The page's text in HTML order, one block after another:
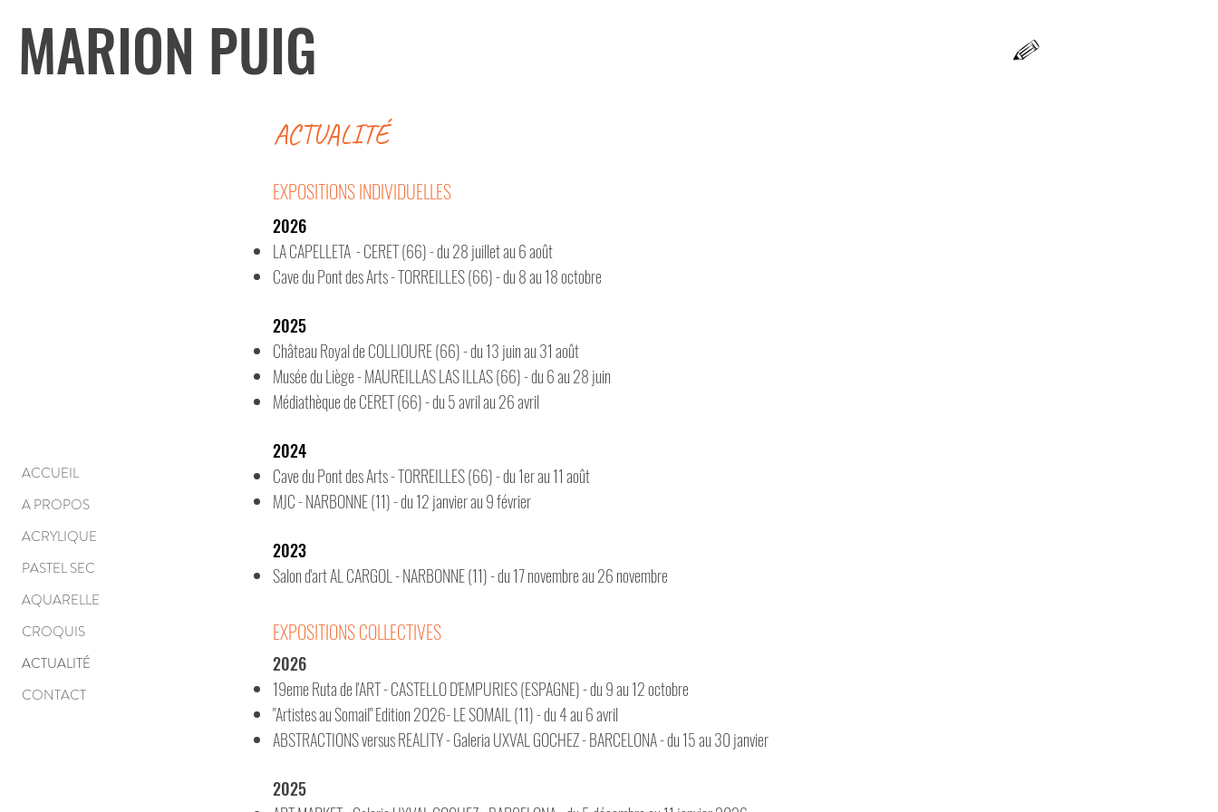
MARION PUIG
ACCUEIL
A PROPOS
ACRYLIQUE
PASTEL SEC
AQUARELLE
CROQUIS
ACTUALITÉ
CONTACT
ACTUALITÉ
EXPOSITIONS INDIVIDUELLES
2026
LA CAPELLETA - CERET (66) - du 28 juillet au 6 août
Cave du Pont des Arts - TORREILLES (66) - du 8 au 18 octobre
2025
Château Royal de COLLIOURE (66) - du 13 juin au 31 août
Musée du Liège - MAUREILLAS LAS ILLAS (66) - du 6 au 28 juin
Médiathèquede CERET (66) - du 5 avril au 26 avril
2024
Cave du Pont des Arts - TORREILLES (66) - du 1er au 11 août
MJC - NARBONNE (11) - du 12 janvier au 9 février
2023
Salon d'art AL CARGOL - NARBONNE (11) - du 17 novembre au 26 novembre
EXPOSITIONS COLLECTIVES
2026
19eme Ruta de l'ART - CASTELLO D'EMPURIES (ESPAGNE) - du 9 au 12 octobre
"Artistes au Somail" Edition 2026- LE SOMAIL (11) - du 4 au 6 avril
ABSTRACTIONS versus REALITY - Galeria UXVAL GOCHEZ - BARCELONA - du 15 au 30janvier
2025